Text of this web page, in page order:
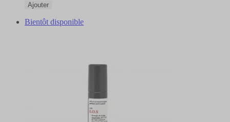
Ajouter
Bientôt disponible